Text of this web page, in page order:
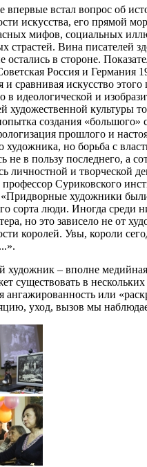
встал вопрос об
искусства, его прямой
мифов, социальных
страстей. Вина писателей
остались в стороне.
Россия и Германия
и сравнивая искусство
в идеологической и
художественной культуры
создания «большого»
прошлого и
художника, но борьба с
не в пользу последнего, а
личностной и творческой
Суриковского
«Придворные художники
сорта люди. Иногда среди
но это зависело не от
королей. Увы, короли
художник – вполне
существовать в нескольких
ангажированность или
уход, вызов мы